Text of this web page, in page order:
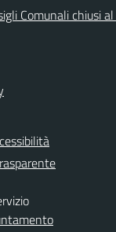
Comunali chiusi